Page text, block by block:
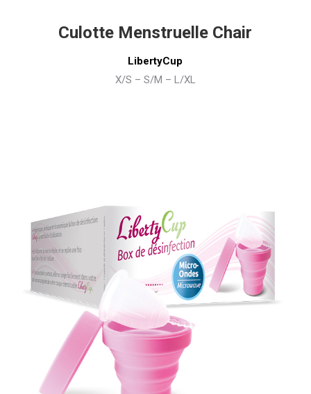
Culotte Menstruelle Chair
LibertyCup
X/S – S/M – L/XL